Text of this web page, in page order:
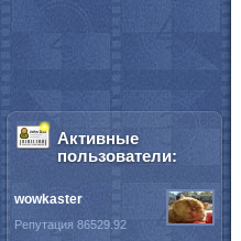
Активные
пользователи:
wowkaster
Репутация 86529.92